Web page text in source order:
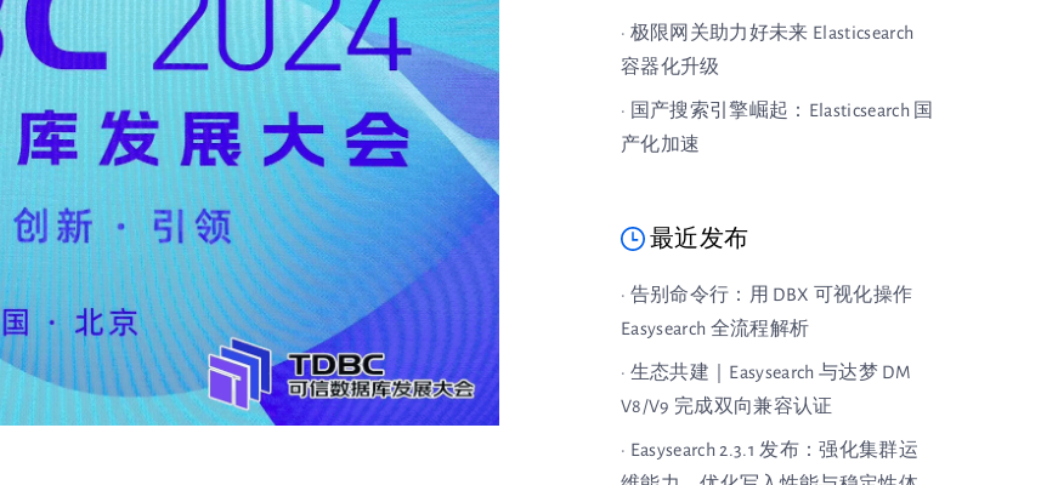
· 极限网关助力好未来 Elasticsearch
容器化升级
· 国产搜索引擎崛起：Elasticsearch 国
产化加速
最近发布
· 告别命令行：用 DBX 可视化操作
Easysearch 全流程解析
· 生态共建｜Easysearch 与达梦 DM
V8/V9 完成双向兼容认证
· Easysearch 2.3.1 发布：强化集群运